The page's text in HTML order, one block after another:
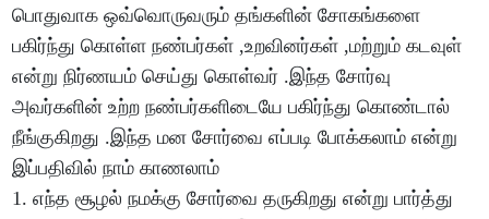
பொதுவாக ஒவ்வொருவரும் தங்களின் சோகங்களை
பகிர்ந்து கொள்ள நண்பர்கள் ,உறவினர்கள் ,மற்றும் கடவுள்
என்று நிர்ணயம் செய்து கொள்வர் .இந்த சோர்வு
அவர்களின் உற்ற நண்பர்களிடையே பகிர்ந்து கொண்டால்
நீங்குகிறது .இந்த மன சோர்வை எப்படி போக்கலாம் என்று
இப்பதிவில் நாம் காணலாம்
1. எந்த சூழல் நமக்கு சோர்வை தருகிறது என்று பார்த்து